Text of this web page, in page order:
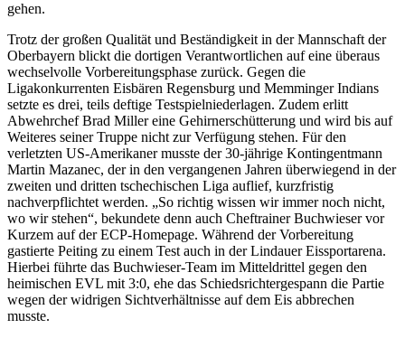
gehen.
Trotz der großen Qualität und Beständigkeit in der Mannschaft der
Oberbayern blickt die dortigen Verantwortlichen auf eine überaus
wechselvolle Vorbereitungsphase zurück. Gegen die
Ligakonkurrenten Eisbären Regensburg und Memminger Indians
setzte es drei, teils deftige Testspielniederlagen. Zudem erlitt
Abwehrchef Brad Miller eine Gehirnerschütterung und wird bis auf
Weiteres seiner Truppe nicht zur Verfügung stehen. Für den
verletzten US-Amerikaner musste der 30-jährige Kontingentmann
Martin Mazanec, der in den vergangenen Jahren überwiegend in der
zweiten und dritten tschechischen Liga auflief, kurzfristig
nachverpflichtet werden. „So richtig wissen wir immer noch nicht,
wo wir stehen“, bekundete denn auch Cheftrainer Buchwieser vor
Kurzem auf der ECP-Homepage. Während der Vorbereitung
gastierte Peiting zu einem Test auch in der Lindauer Eissportarena.
Hierbei führte das Buchwieser-Team im Mitteldrittel gegen den
heimischen EVL mit 3:0, ehe das Schiedsrichtergespann die Partie
wegen der widrigen Sichtverhältnisse auf dem Eis abbrechen
musste.